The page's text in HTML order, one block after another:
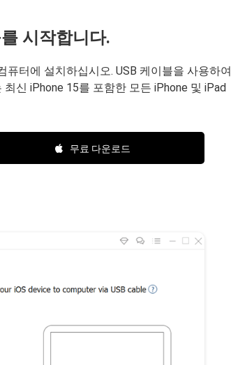
시작합니다.
터에 설치하십시오. USB 케이블을 사용하여
신 iPhone 15를 포함한 모든 iPhone 및 iPad
무료 다운로드